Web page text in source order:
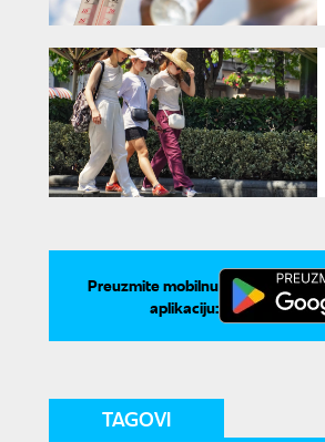
Preuzmite mobilnu
aplikaciju:
TAGOVI